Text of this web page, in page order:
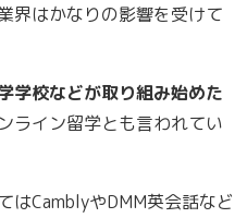
界はかなりの影響を受けて
学校などが取り組み始めた
ライン留学とも言われてい
はCamblyやDMM英会話など